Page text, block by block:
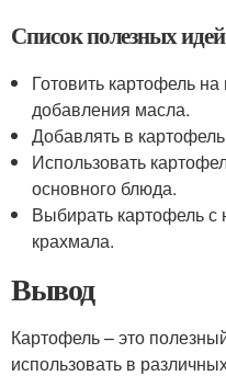
Список полезных идей
Готовить картофель
добавления масла.
Добавлять в
Использовать
основного блюда.
Выбирать картофель
крахмала.
Вывод
Картофель – это
использовать в